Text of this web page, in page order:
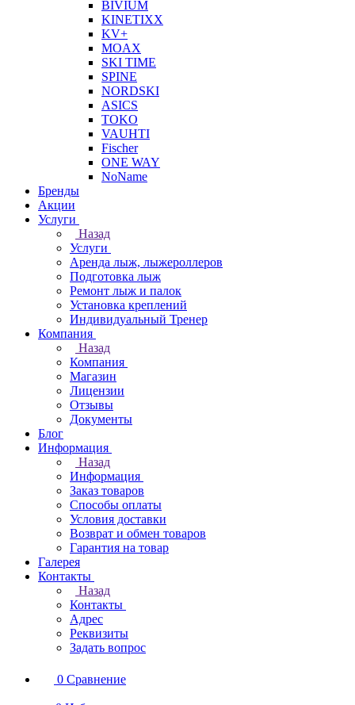
BIVIUM
KINETIXX
KV+
MOAX
SKI TIME
SPINE
NORDSKI
ASICS
TOKO
VAUHTI
Fischer
ONE WAY
NoName
Бренды
Акции
Услуги
Назад
Услуги
Аренда лыж, лыжероллеров
Подготовка лыж
Ремонт лыж и палок
Установка креплений
Индивидуальный Тренер
Компания
Назад
Компания
Магазин
Лицензии
Отзывы
Документы
Блог
Информация
Назад
Информация
Заказ товаров
Способы оплаты
Условия доставки
Возврат и обмен товаров
Гарантия на товар
Галерея
Контакты
Назад
Контакты
Адрес
Реквизиты
Задать вопрос
0 Сравнение